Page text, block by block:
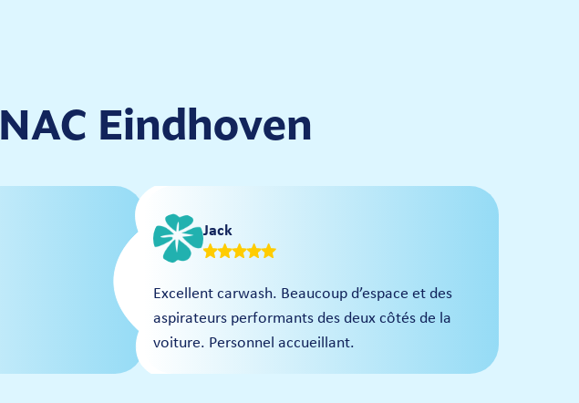
Eindhoven
Jack
Excellent carwash. Beaucoup d’espace et des
aspirateurs performants des deux côtés de la
voiture. Personnel accueillant.